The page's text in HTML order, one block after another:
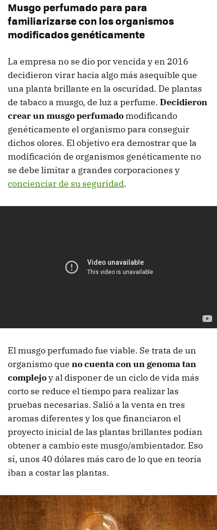
Musgo perfumado para para
familiarizarse con los organismos
modificados genéticamente
La empresa no se dio por vencida y en 2016
decidieron virar hacia algo más asequible que
una planta brillante en la oscuridad. De plantas
de tabaco a musgo, de luz a perfume. Decidieron
crear un musgo perfumado modificando
genéticamente el organismo para conseguir
dichos olores. El objetivo era demostrar que la
modificación de organismos genéticamente no
se debe limitar a grandes corporaciones y
concienciar de su seguridad.
El musgo perfumado fue viable. Se trata de un
organismo que no cuenta con un genoma tan
complejoy al disponer de un ciclo de vida más
corto se reduce el tiempo para realizar las
pruebas necesarias. Salió a la venta en tres
aromas diferentes y los que financiaron el
proyecto inicial de las plantas brillantes podían
obtener a cambio este musgo/ambientador. Eso
sí, unos 40 dólares más caro de lo que en teoría
iban a costar las plantas.